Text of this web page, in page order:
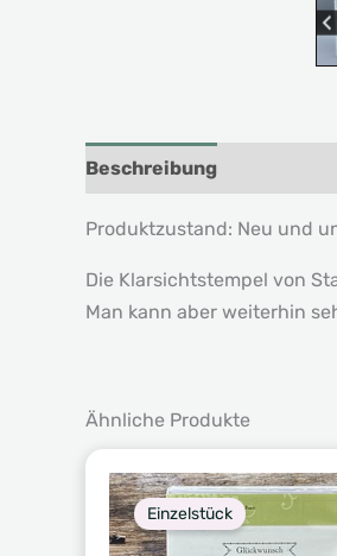
Beschreibung
Produktzustand: Neu und
Die Klarsichtstempel von
Man kann aber weiterhin
Ähnliche Produkte
Einzelstück